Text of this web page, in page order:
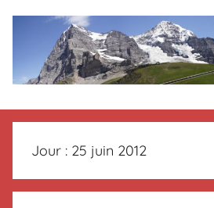
Le
blog
de
Suisse
souvenir
Jour : 25 juin 2012